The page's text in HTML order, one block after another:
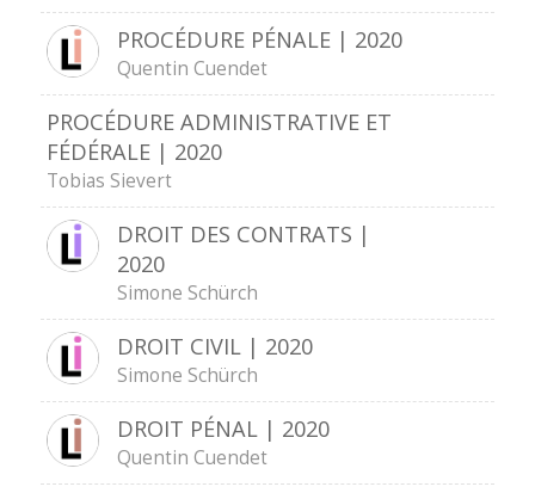
PROCÉDURE PÉNALE | 2020
Quentin Cuendet
PROCÉDURE ADMINISTRATIVE ET
FÉDÉRALE | 2020
Tobias Sievert
DROIT DES CONTRATS |
2020
Simone Schürch
DROIT CIVIL | 2020
Simone Schürch
DROIT PÉNAL | 2020
Quentin Cuendet